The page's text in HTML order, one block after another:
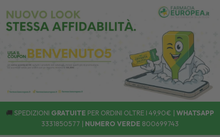
🚚 SPEDIZIONI GRATUITE PER ORDINI OLTRE I 49,90€ | WHATSAPP
3331850577 | NUMERO VERDE 800699743